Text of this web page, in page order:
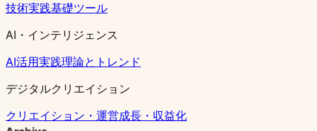
技術実践基礎ツール
AI・インテリジェンス
AI活用実践理論とトレンド
デジタルクリエイション
クリエイション・運営成長・収益化